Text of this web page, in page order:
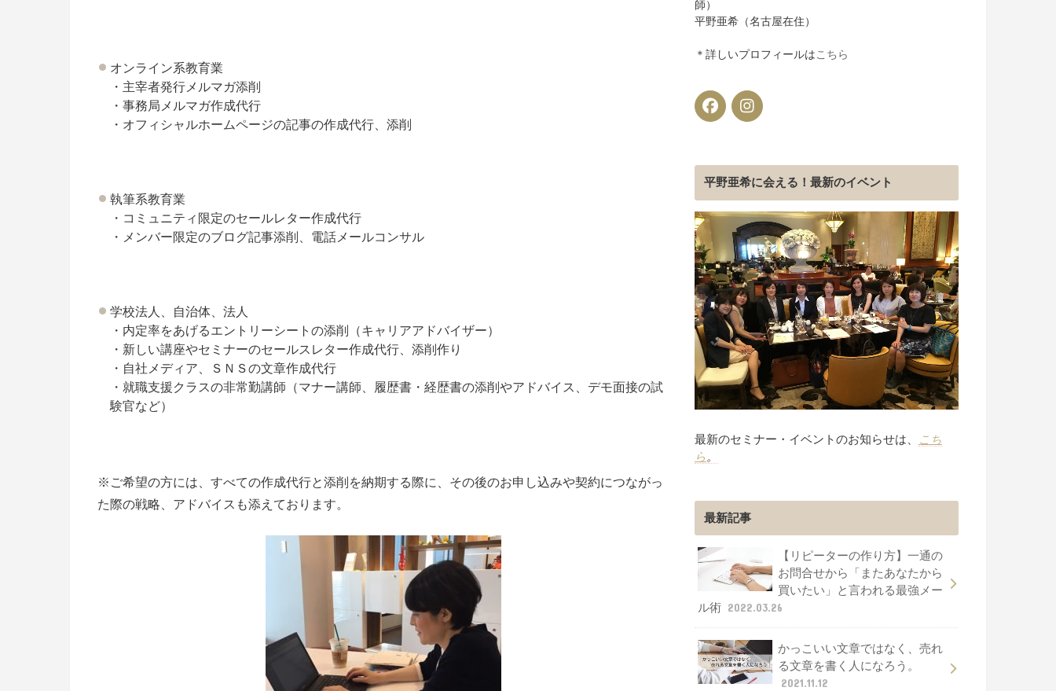
オンライン系教育業
・主宰者発行メルマガ添削
・事務局メルマガ作成代行
・オフィシャルホームページの記事の作成代行、添削
執筆系教育業
・コミュニティ限定のセールレター作成代行
・メンバー限定のブログ記事添削、電話メールコンサル
学校法人、自治体、法人
・内定率をあげるエントリーシートの添削（キャリアアドバイザー）
・新しい講座やセミナーのセールスレター作成代行、添削作り
・自社メディア、ＳＮＳの文章作成代行
・就職支援クラスの非常勤講師（マナー講師、履歴書・経歴書の添削やアドバイス、デモ面接の試
験官など）
※ご希望の方には、すべての作成代行と添削を納期する際に、その後のお申し込みや契約につながっ
た際の戦略、アドバイスも添えております。
師）
平野亜希（名古屋在住）
＊詳しいプロフィールはこちら
平野亜希に会える！最新のイベント
最新のセミナー・イベントのお知らせは、
こち
ら 。
最新記事
【リピーターの作り方】一通の
お問合せから「またあなたから
買いたい」と言われる最強メー
ル術 2022.03.26
かっこいい文章ではなく、売れ
る文章を書く人になろう。
2021.11.12